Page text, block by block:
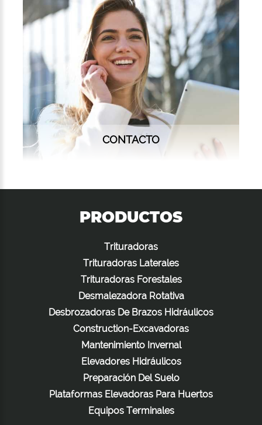
CONTACTO
PRODUCTOS
Trituradoras
Trituradoras Laterales
Trituradoras Forestales
Desmalezadora Rotativa
Desbrozadoras De Brazos Hidráulicos
Construction-Excavadoras
Mantenimiento Invernal
Elevadores Hidráulicos
Preparación Del Suelo
Plataformas Elevadoras Para Huertos
Equipos Terminales